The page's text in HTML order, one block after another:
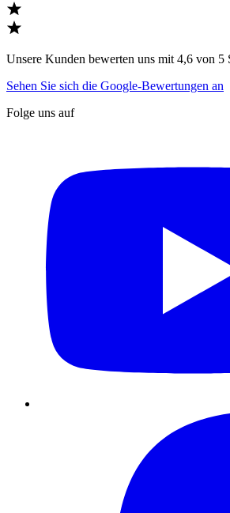
Unsere Kunden bewerten uns mit 4,6 von 5
Sehen Sie sich die Google-Bewertungen an
Folge uns auf